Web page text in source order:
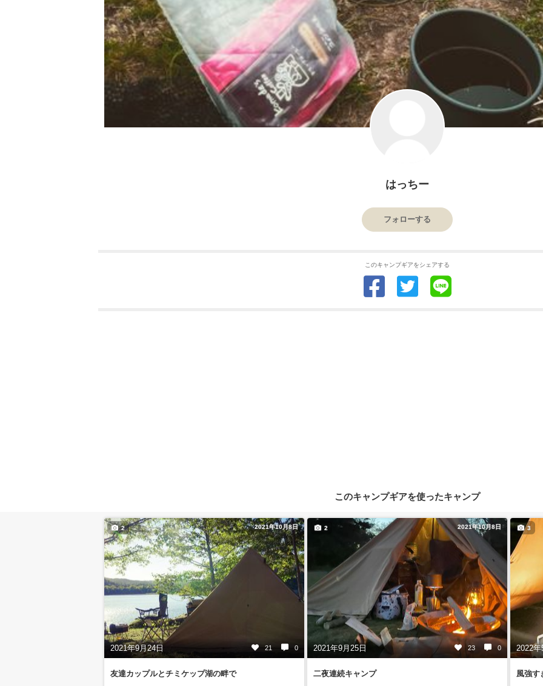
はっちー
フォローする
このキャンプギアをシェアする
このキャンプギアを使ったキャンプ
2021年10月8日
2021年9月24日 21 0
2
友達カップルとチミケップ湖の畔で
2021年10月8日
2021年9月25日 23 0
2
二夜連続キャンプ
2022
3
風強す